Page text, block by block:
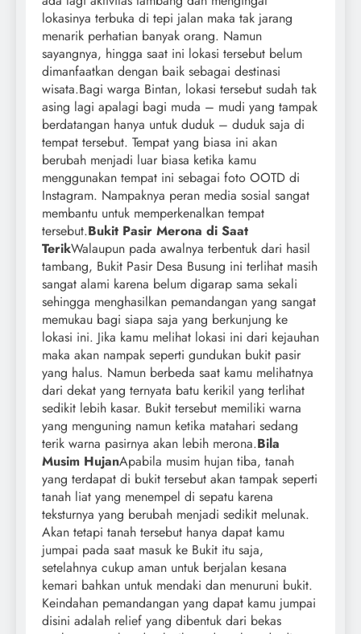
lokasinya terbuka di tepi jalan maka tak jarang
menarik perhatian banyak orang. Namun
sayangnya, hingga saat ini lokasi tersebut belum
dimanfaatkan dengan baik sebagai destinasi
wisata.Bagi warga Bintan, lokasi tersebut sudah tak
asing lagi apalagi bagi muda – mudi yang tampak
berdatangan hanya untuk duduk – duduk saja di
tempat tersebut. Tempat yang biasa ini akan
berubah menjadi luar biasa ketika kamu
menggunakan tempat ini sebagai foto OOTD di
Instagram. Nampaknya peran media sosial sangat
membantu untuk memperkenalkan tempat
tersebut.Bukit Pasir Merona di Saat
TerikWalaupun pada awalnya terbentuk dari hasil
tambang, Bukit Pasir Desa Busung ini terlihat masih
sangat alami karena belum digarap sama sekali
sehingga menghasilkan pemandangan yang sangat
memukau bagi siapa saja yang berkunjung ke
lokasi ini. Jika kamu melihat lokasi ini dari kejauhan
maka akan nampak seperti gundukan bukit pasir
yang halus. Namun berbeda saat kamu melihatnya
dari dekat yang ternyata batu kerikil yang terlihat
sedikit lebih kasar. Bukit tersebut memiliki warna
yang menguning namun ketika matahari sedang
terik warna pasirnya akan lebih merona.Bila
Musim HujanApabila musim hujan tiba, tanah
yang terdapat di bukit tersebut akan tampak seperti
tanah liat yang menempel di sepatu karena
teksturnya yang berubah menjadi sedikit melunak.
Akan tetapi tanah tersebut hanya dapat kamu
jumpai pada saat masuk ke Bukit itu saja,
setelahnya cukup aman untuk berjalan kesana
kemari bahkan untuk mendaki dan menuruni bukit.
Keindahan pemandangan yang dapat kamu jumpai
disini adalah relief yang dibentuk dari bekas